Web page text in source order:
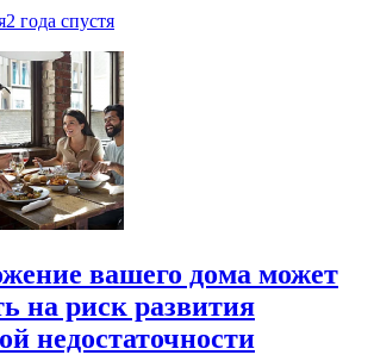
2 года спустя
вашего дома может
на риск развития
недостаточности